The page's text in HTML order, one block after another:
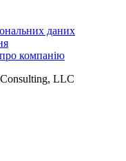
даних
компанію
LLC